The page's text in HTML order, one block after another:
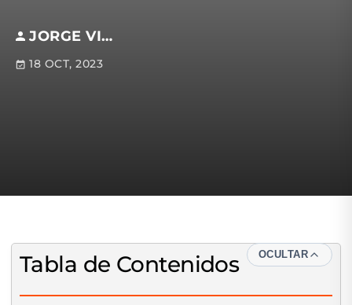
JORGE VILCHIS GUZMÁN
18 OCT, 2023
Tabla de Contenidos OCULTAR